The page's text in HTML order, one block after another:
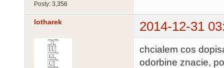
Posty: 3,356
lotharek 2014-12-31
chcialem cos
odorbine znacie,